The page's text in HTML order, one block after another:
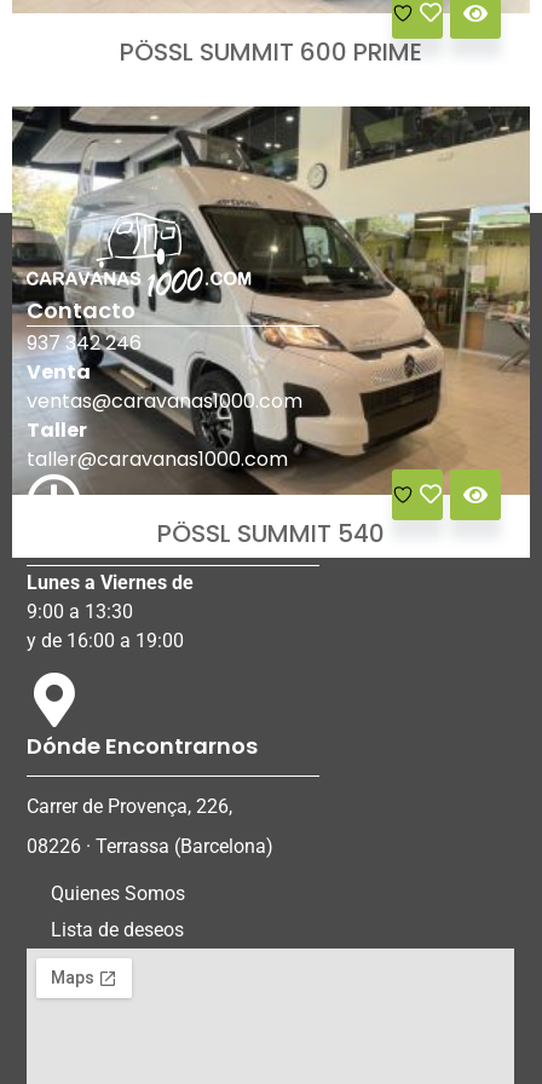
PÖSSL SUMMIT 600 PRIME
PÖSSL SUMMIT 540
Contacto
937 342 246
Venta
ventas@caravanas1000.com
Taller
taller@caravanas1000.com
Lunes a Viernes de
9:00 a 13:30
y de 16:00 a 19:00
Dónde Encontrarnos
Carrer de Provença, 226,
08226 · Terrassa (Barcelona)
Quienes Somos
Lista de deseos